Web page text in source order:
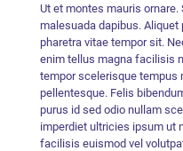
Ut et montes mauris
malesuada dapibus.
pharetra vitae tempor sit.
enim tellus magna facilisis
tempor scelerisque tempus
pellentesque. Felis
purus id sed odio nullam
imperdiet ultricies ipsum ut
facilisis euismod vel